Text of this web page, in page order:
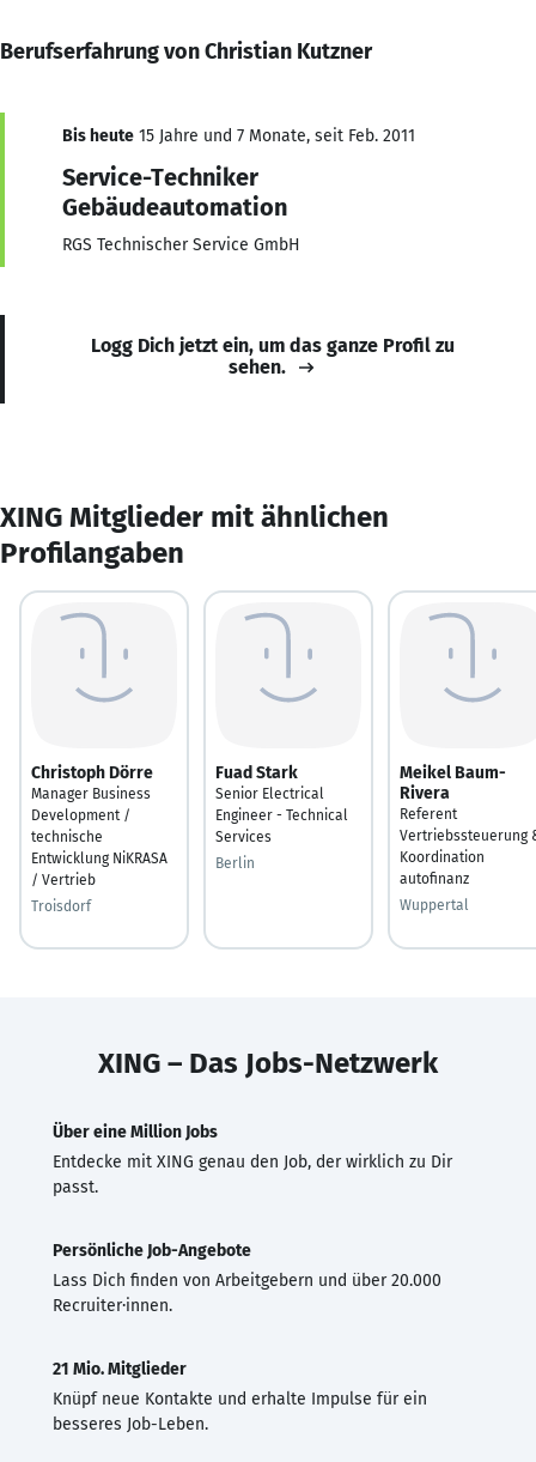
Berufserfahrung von Christian Kutzner
Bis heute 15 Jahre und 7 Monate, seit Feb. 2011
Service-Techniker
Gebäudeautomation
RGS Technischer Service GmbH
Logg Dich jetzt ein, um das ganze Profil zu
sehen.
XING Mitglieder mit ähnlichen
Profilangaben
Christoph Dörre
Manager Business
Development /
technische
Entwicklung NiKRASA
/ Vertrieb
Troisdorf
Fuad Stark
Senior Electrical
Engineer - Technical
Services
Berlin
Meikel Baum-
Rivera
Referent
Vertriebssteuerung
Koordination
autofinanz
Wuppertal
XING – Das Jobs-Netzwerk
Über eine Million Jobs
Entdecke mit XING genau den Job, der wirklich zu Dir
passt.
Persönliche Job-Angebote
Lass Dich finden von Arbeitgebern und über 20.000
Recruiter·innen.
21 Mio. Mitglieder
Knüpf neue Kontakte und erhalte Impulse für ein
besseres Job-Leben.